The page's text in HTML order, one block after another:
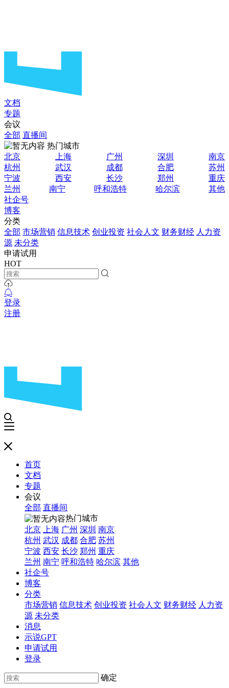
文档
专题
会议
全部 直播间
热门城市
北京
上海 广州 深圳
南京
杭州
武汉 成都 合肥
苏州
宁波
西安 长沙 郑州
重庆
兰州
南宁 呼和浩特 哈尔滨
其他
社企号
博客
分类
全部 市场营销 信息技术 创业投资 社会人文 财务财经 人力资
源 未分类
申请试用
HOT
登录
注册
首页
文档
专题
会议
全部 直播间
热门城市
北京
上海 广州 深圳 南京
杭州 武汉 成都 合肥 苏州
宁波 西安 长沙 郑州 重庆
兰州 南宁 呼和浩特 哈尔滨 其他
社企号
博客
分类
市场营销 信息技术 创业投资 社会人文 财务财经 人力资
源 未分类
消息
示说GPT
申请试用
登录
确定